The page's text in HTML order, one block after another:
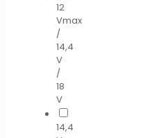
12
Vmax
/
14,4
V
/
18
V
14,4